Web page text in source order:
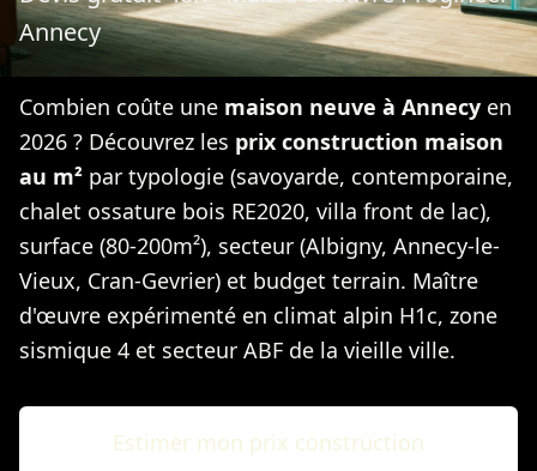
Annecy
Combien coûte une maison neuve à Annecy en
2026 ? Découvrez les prix construction maison
au m² par typologie (savoyarde, contemporaine,
chalet ossature bois RE2020, villa front de lac),
surface (80-200m²), secteur (Albigny, Annecy-le-
Vieux, Cran-Gevrier) et budget terrain. Maître
d'œuvre expérimenté en climat alpin H1c, zone
sismique 4 et secteur ABF de la vieille ville.
Estimer mon prix construction